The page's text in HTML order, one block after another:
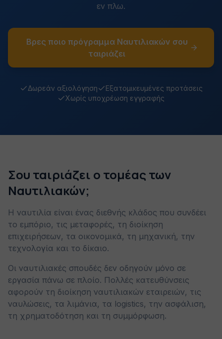
εν πλω.
Βρες ποιο πρόγραμμα Ναυτιλιακών σου
ταιριάζει
Δωρεάν αξιολόγηση
Εξατομικευμένες προτάσεις
Χωρίς υποχρέωση εγγραφής
Σου ταιριάζει ο τομέας των
Ναυτιλιακών;
Η ναυτιλία είναι ένας διεθνής κλάδος που συνδέει
το εμπόριο, τις μεταφορές, τη διοίκηση
επιχειρήσεων, τα οικονομικά, τη μηχανική, την
τεχνολογία και το δίκαιο.
Οι ναυτιλιακές σπουδές δεν οδηγούν μόνο σε
εργασία πάνω σε πλοίο. Πολλές κατευθύνσεις
αφορούν τη διοίκηση ναυτιλιακών εταιρειών, τις
ναυλώσεις, τα λιμάνια, τα logistics, την ασφάλιση,
τη χρηματοδότηση και τη συμμόρφωση.